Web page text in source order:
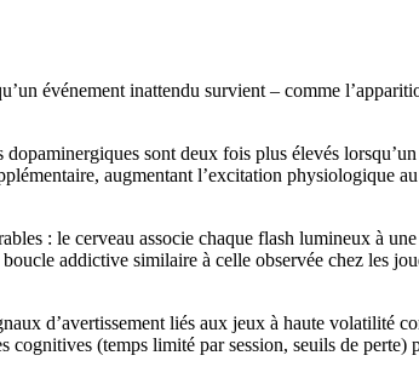
événement inattendu survient – comme
sont deux fois plus élevés
augmentant l’excitation physiologique
: le cerveau associe chaque flash lumineux à
addictive similaire à celle observée chez les
d’avertissement liés aux jeux à haute volatilité
(temps limité par session, seuils de perte)